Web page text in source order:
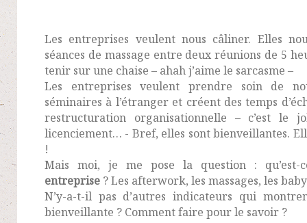
Les entreprises veulent nous câliner. Elles
séances de massage entre deux réunions de 5
tenir sur une chaise – ahah j’aime le sarcasme –
Les entreprises veulent prendre soin de
séminaires à l’étranger et créent des temps
restructuration organisationnelle – c’est
licenciement… - Bref, elles sont bienveillantes.
!
Mais moi, je me pose la question :
entreprise ? Les afterwork, les massages, les
N’y-a-t-il pas d’autres indicateurs qui
bienveillante ? Comment faire pour le savoir ?